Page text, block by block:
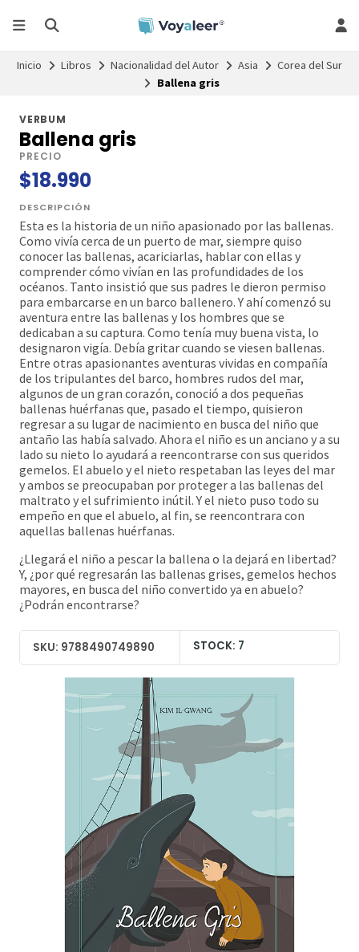
Inicio Libros Nacionalidad del Autor Asia
Corea del Sur
Ballena gris
VERBUM
Ballena gris
PRECIO
$18.990
DESCRIPCIÓN
Esta es la historia de un niño apasionado por las ballenas.
Como vivía cerca de un puerto de mar, siempre quiso
conocer las ballenas, acariciarlas, hablar con ellas y
comprender cómo vivían en las profundidades de los
océanos. Tanto insistió que sus padres le dieron permiso
para embarcarse en un barco ballenero. Y ahí comenzó su
aventura entre las ballenas y los hombres que se
dedicaban a su captura. Como tenía muy buena vista, lo
designaron vigía. Debía gritar cuando se viesen ballenas.
Entre otras apasionantes aventuras vividas en compañía
de los tripulantes del barco, hombres rudos del mar,
algunos de un gran corazón, conoció a dos pequeñas
ballenas huérfanas que, pasado el tiempo, quisieron
regresar a su lugar de nacimiento en busca del niño que
antaño las había salvado. Ahora el niño es un anciano y a su
lado su nieto lo ayudará a reencontrarse con sus queridos
gemelos. El abuelo y el nieto respetaban las leyes del mar
y ambos se preocupaban por proteger a las ballenas del
maltrato y el sufrimiento inútil. Y el nieto puso todo su
empeño en que el abuelo, al fin, se reencontrara con
aquellas ballenas huérfanas.
¿Llegará el niño a pescar la ballena o la dejará en libertad?
Y, ¿por qué regresarán las ballenas grises, gemelos hechos
mayores, en busca del niño convertido ya en abuelo?
¿Podrán encontrarse?
SKU: 9788490749890 STOCK: 7